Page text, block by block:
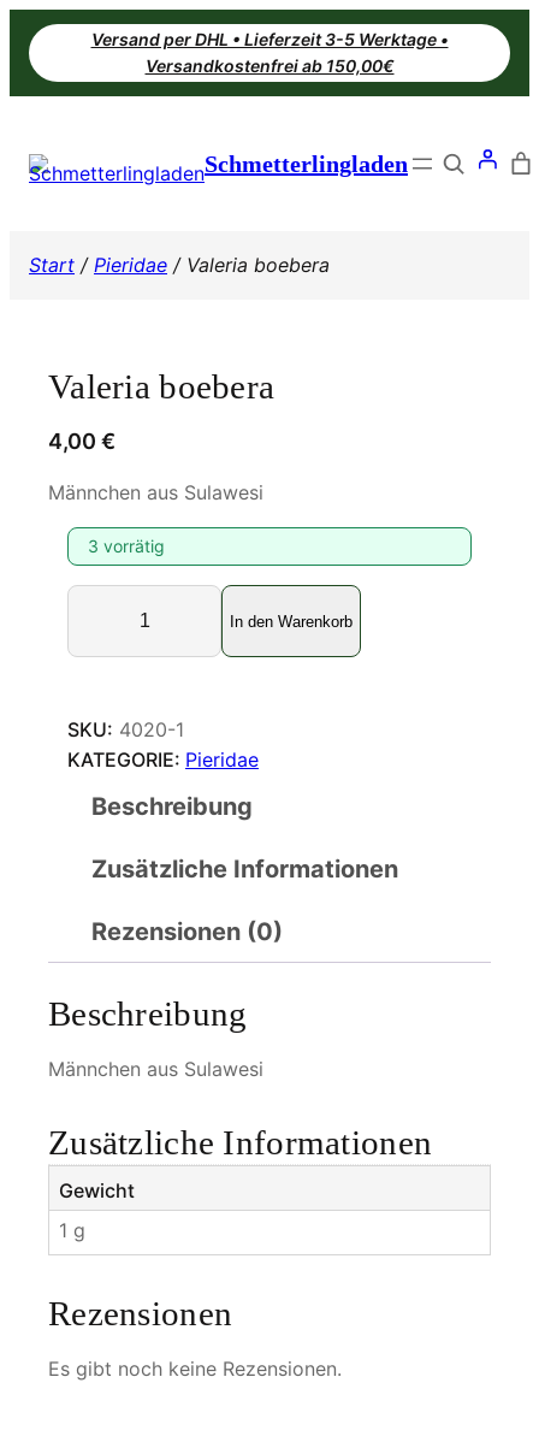
Zum
Inhalt
springen
Versand per DHL • Lieferzeit 3-5 Werktage •
Versandkostenfrei ab 150,00€
Schmetterlingladen Search
Start / Pieridae / Valeria boebera
Valeria boebera
4,00 €
Männchen aus Sulawesi
3 vorrätig
V
l
r
i
r
M
n
e
In den Warenkorb
SKU: 4020-1
KATEGORIE: Pieridae
Beschreibung
Zusätzliche Informationen
Rezensionen (0)
Beschreibung
Männchen aus Sulawesi
Zusätzliche Informationen
Gewicht
1 g
Rezensionen
Es gibt noch keine Rezensionen.